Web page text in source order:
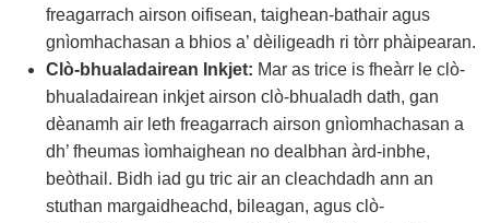
freagarrach airson oifisean, taighean-bathair agus
gnìomhachasan a bhios a’ dèiligeadh ri tòrr phàipearan.
Clò-bhualadairean Inkjet: Mar as trice is fheàrr le clò-
bhualadairean inkjet airson clò-bhualadh dath, gan
dèanamh air leth freagarrach airson gnìomhachasan a
dh’ fheumas ìomhaighean no dealbhan àrd-inbhe,
beòthail. Bidh iad gu tric air an cleachdadh ann an
stuthan margaidheachd, bileagan, agus clò-